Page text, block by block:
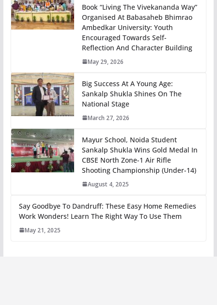
Book “Living The Vivekananda Way”
Organised At Babasaheb Bhimrao
Ambedkar University: Youth
Encouraged Towards Self-
Reflection And Character Building
May 29, 2026
Big Success At A Young Age:
Sankalp Shukla Shines On The
National Stage
March 27, 2026
Mayur School, Noida Student
Sankalp Shukla Wins Gold Medal In
CBSE North Zone-1 Air Rifle
Shooting Championship (Under-14)
August 4, 2025
Say Goodbye To Dandruff: These Easy Home Remedies
Work Wonders! Learn The Right Way To Use Them
May 21, 2025